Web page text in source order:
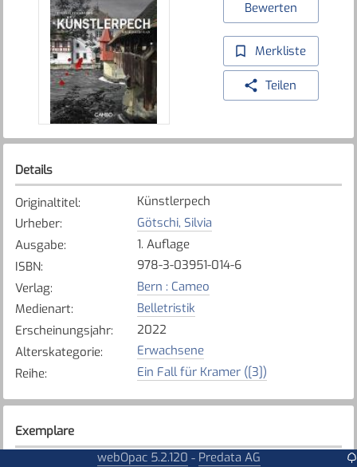
Bewerten
Merkliste
Teilen
Details
Originaltitel:
Künstlerpech
Urheber:
Götschi, Silvia
Ausgabe:
1. Auflage
ISBN:
978-3-03951-014-6
Verlag:
Bern : Cameo
Medienart:
Belletristik
Erscheinungsjahr:
2022
Alterskategorie:
Erwachsene
Reihe: Ein Fall für Kramer ([3])
Exemplare
webOpac 5.2.120 - Predata AG